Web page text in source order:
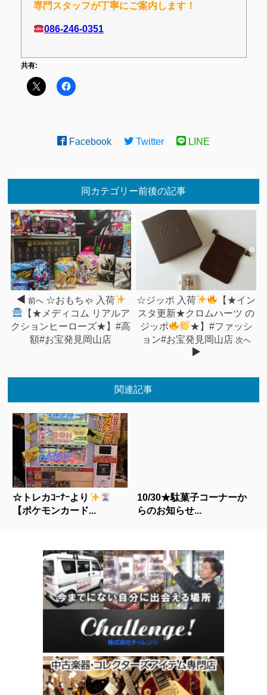
専門スタッフが丁寧にご案内します！
086-246-0351
共有:
Facebook Twitter LINE
同カテゴリー前後の記事
前へ ☆おもちゃ 入荷
【★メディコム リアルア
クションヒーローズ★】#高
額#お宝発見岡山店
☆ジッポ 入荷
【★イン
スタ更新★クロムハーツ の
ジッポ
★】#ファッシ
ョン#お宝発見岡山店 次へ
関連記事
☆トレカｺｰﾅｰより
【ポケモンカード...
10/30★駄菓子コーナーか
らのお知らせ...